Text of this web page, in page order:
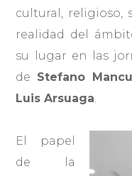
cultural, religioso,
realidad del
su lugar en las
de Stefano
Luis Arsuaga.
El papel
de la